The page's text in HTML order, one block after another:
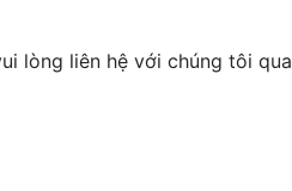
lòng liên hệ với chúng tôi qua